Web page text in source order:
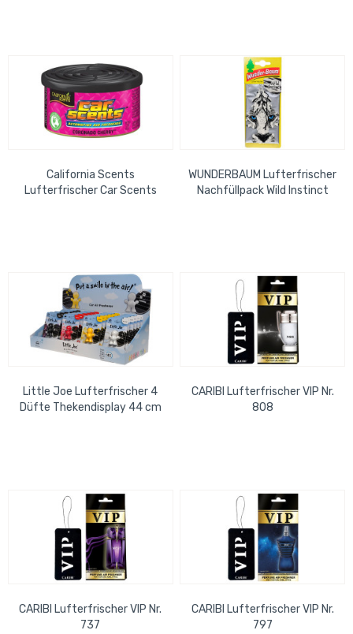
California Scents
Lufterfrischer Car Scents
WUNDERBAUM Lufterfrischer
Nachfüllpack Wild Instinct
Little Joe Lufterfrischer 4
Düfte Thekendisplay 44 cm
CARIBI Lufterfrischer VIP Nr.
808
CARIBI Lufterfrischer VIP Nr.
737
CARIBI Lufterfrischer VIP Nr.
797